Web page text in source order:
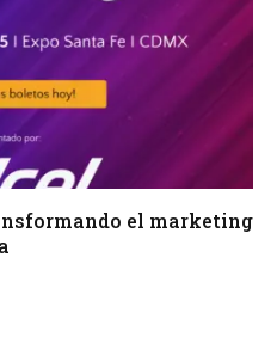
el marketing